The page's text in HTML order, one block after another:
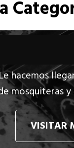
hacemos
mosquiteras
VISITAR